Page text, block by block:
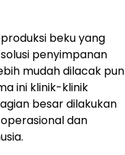
beku yang
penyimpanan
mudah dilacak pun
ini klinik-klinik
besar dilakukan
dan